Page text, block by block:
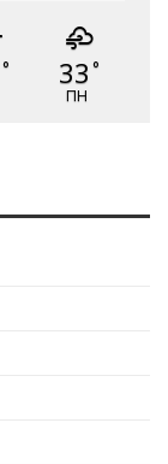
° 33 °
ПН